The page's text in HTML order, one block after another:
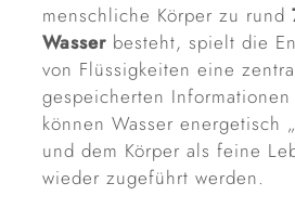
menschliche Körper zu rund
Wasser besteht, spielt die
von Flüssigkeiten eine
gespeicherten
können Wasser energetisch
und dem Körper als feine
wieder zugeführt werden.